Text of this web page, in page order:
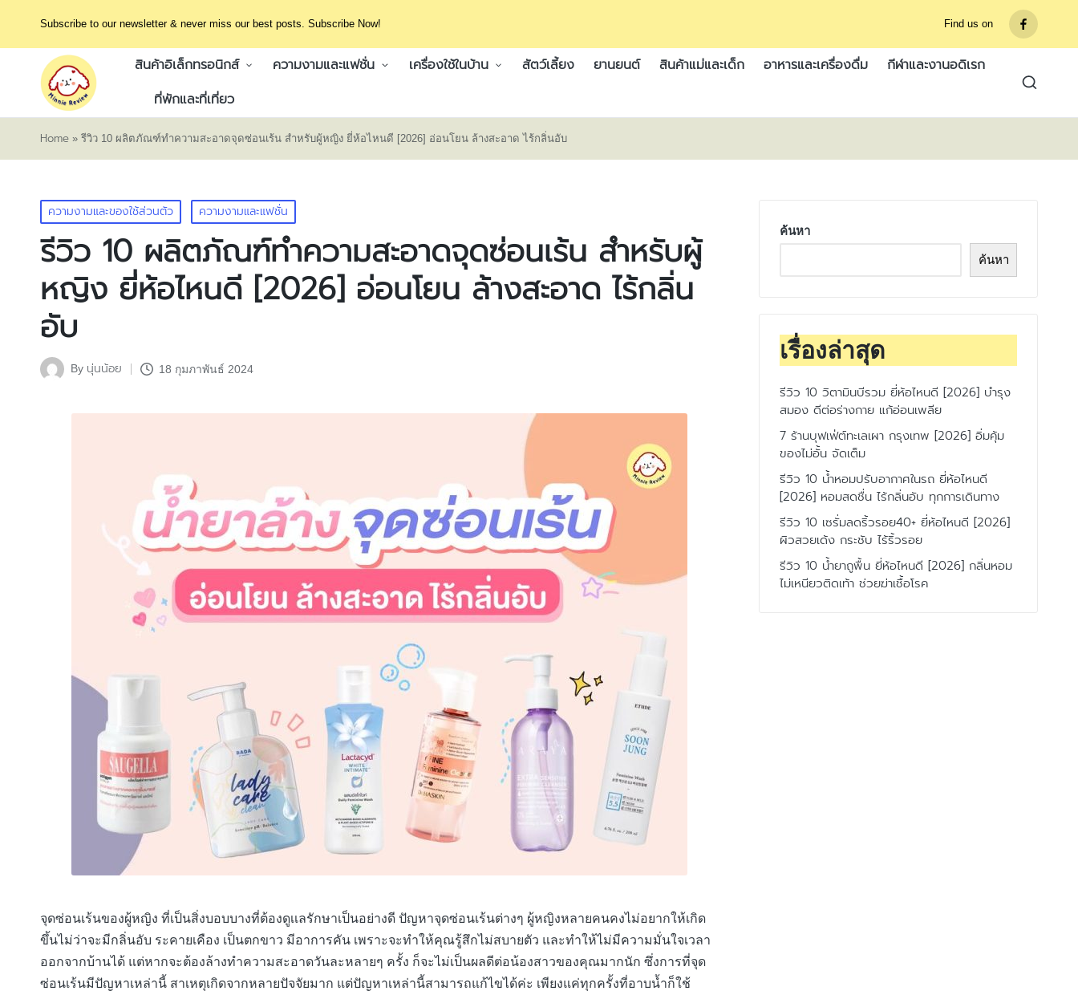
Subscribe to our newsletter & never miss our best posts. Subscribe Now! Find us on
รายการ
เมนู
สินค้าอิเล็กทรอนิกส์ ความงามและแฟชั่น เครื่องใช้ในบ้าน สัตว์เลี้ยง ยานยนต์ สินค้าแม่และเด็ก อาหารและเครื่องดื่ม
กีฬาและงานอดิเรก
ที่พักและที่เที่ยว
Home » รีวิว 10 ผลิตภัณฑ์ทำความสะอาดจุดซ่อนเร้น สำหรับผู้หญิง ยี่ห้อไหนดี [2026] อ่อนโยน ล้างสะอาด ไร้กลิ่นอับ
Posted
in
ความงามและของใช้ส่วนตัว ความงามและแฟชั่น
รีวิว 10 ผลิตภัณฑ์ทำความสะอาดจุดซ่อนเร้น สำหรับผู้
หญิง ยี่ห้อไหนดี [2026] อ่อนโยน ล้างสะอาด ไร้กลิ่น
อับ
Posted
By นุ่นน้อย 18 กุมภาพันธ์ 2024
จุดซ่อนเร้นของผู้หญิง ที่เป็นสิ่งบอบบางที่ต้องดูเเลรักษาเป็นอย่างดี ปัญหาจุดซ่อนเร้นต่างๆ ผู้หญิงหลายคนคงไม่อยากให้เกิด
ขึ้นไม่ว่าจะมีกลิ่นอับ ระคายเคือง เป็นตกขาว มีอาการคัน เพราะจะทำให้คุณรู้สึกไม่สบายตัว และทำให้ไม่มีความมั่นใจเวลา
ออกจากบ้านได้ แต่หากจะต้องล้างทำความสะอาดวันละหลายๆ ครั้ง ก็จะไม่เป็นผลดีต่อน้องสาวของคุณมากนัก ซึ่งการที่จุด
ซ่อนเร้นมีปัญหาเหล่านี้ สาเหตุเกิดจากหลายปัจจัยมาก แต่ปัญหาเหล่านี้สามารถแก้ไขได้ค่ะ เพียงแค่ทุกครั้งที่อาบน้ำก็ใช้
ค้นหา
ค้นหา
เรื่องล่าสุด
รีวิว 10 วิตามินบีรวม ยี่ห้อไหนดี [2026] บำรุง
สมอง ดีต่อร่างกาย แก้อ่อนเพลีย
7 ร้านบุฟเฟ่ต์ทะเลเผา กรุงเทพ [2026] อิ่มคุ้ม
ของไม่อั้น จัดเต็ม
รีวิว 10 น้ำหอมปรับอากาศในรถ ยี่ห้อไหนดี
[2026] หอมสดชื่น ไร้กลิ่นอับ ทุกการเดินทาง
รีวิว 10 เซรั่มลดริ้วรอย40+ ยี่ห้อไหนดี [2026]
ผิวสวยเด้ง กระชับ ไร้ริ้วรอย
รีวิว 10 น้ำยาถูพื้น ยี่ห้อไหนดี [2026] กลิ่นหอม
ไม่เหนียวติดเท้า ช่วยฆ่าเชื้อโรค